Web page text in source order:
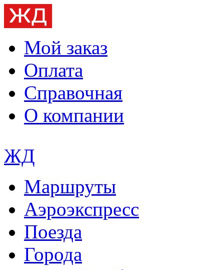
Мой заказ
Оплата
Справочная
О компании
ЖД
Маршруты
Аэроэкспресс
Поезда
Города